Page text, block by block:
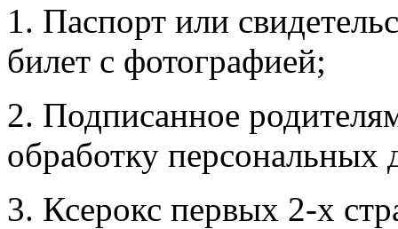
1. Паспорт или
билет с фотографией;
2. Подписанное
обработку персональных
3. Ксерокс первых 2-х